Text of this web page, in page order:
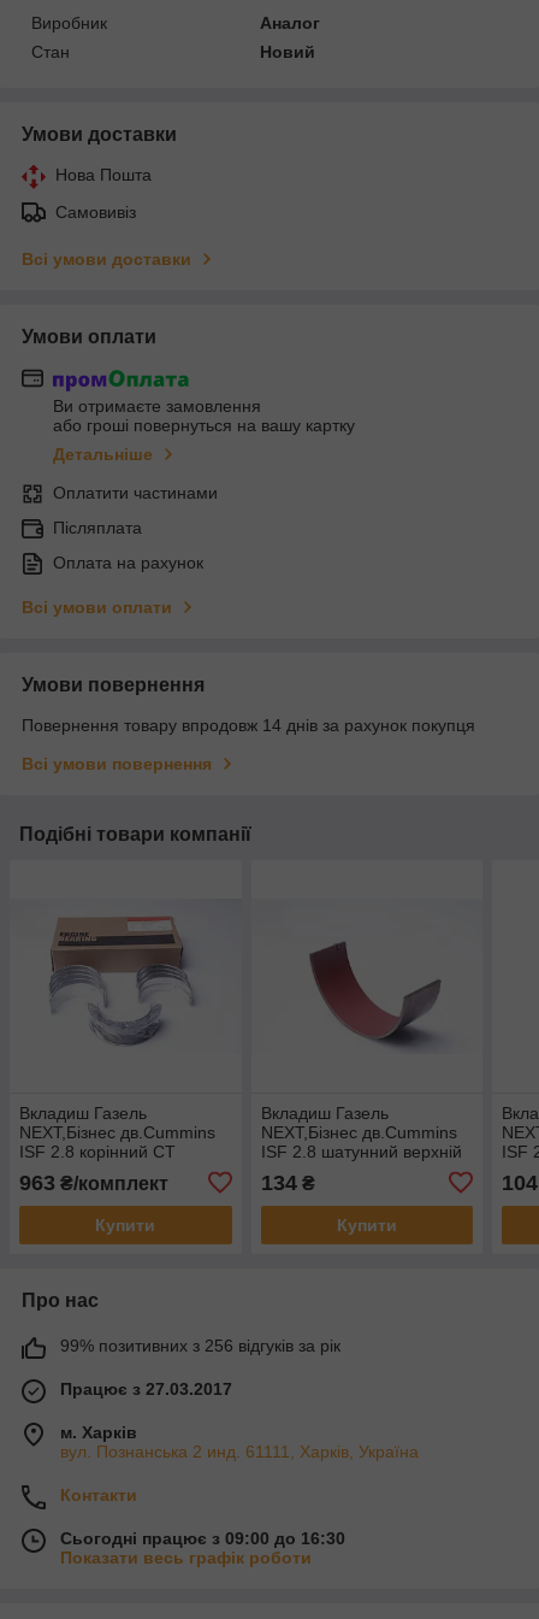
Виробник
Аналог
Стан
Новий
Умови доставки
Нова Пошта
Самовивіз
Всі умови доставки
Умови оплати
Ви отримаєте замовлення
або гроші повернуться на вашу картку
Детальніше
Оплатити частинами
Післяплата
Оплата на рахунок
Всі умови оплати
Умови повернення
Повернення товару впродовж 14 днів за рахунок покупця
Всі умови повернення
Подібні товари компанії
Вкладиш Газель
NEXT,Бiзнес дв.Cummins
ISF 2.8 корiнний СТ
4шт+нижнiй 5шт+осьового
змiщ. 1шт) (вир-во
963 ₴/комплект
Купити
Вкладиш Газель
NEXT,Бiзнес дв.Cummins
ISF 2.8 шатунний верхнiй
СТ. (1шт) (ширина 23мм)
(вир-во Cummins
Investmen)
134₴
Купити
ISF
104
Про нас
99% позитивних з 256 відгуків за рік
Працює з 27.03.2017
м. Харків
вул. Познанська 2 инд. 61111, Харків, Україна
Контакти
Сьогодні працює з 09:00 до 16:30
Показати весь графік роботи